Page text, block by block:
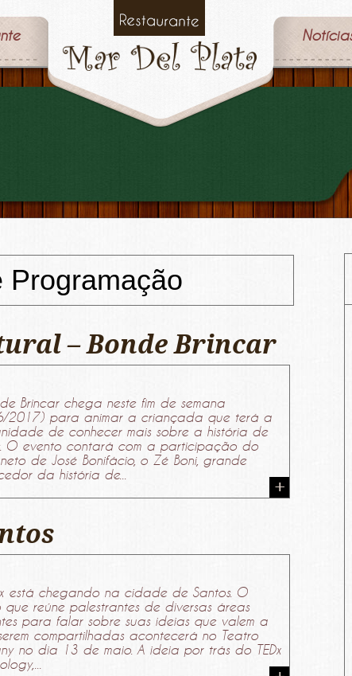
Programação
– Bonde Brincar
Brincar chega neste fim de semana
2017) para animar a criançada que terá a
de conhecer mais sobre a história de
O evento contará com a participação do
de José Bonifácio, o Zé Boni, grande
da história de...
está chegando na cidade de Santos. O
que reúne palestrantes de diversas áreas
para falar sobre suas ideias que valem a
compartilhadas acontecerá no Teatro
no dia 13 de maio. A ideia por trás do TEDx